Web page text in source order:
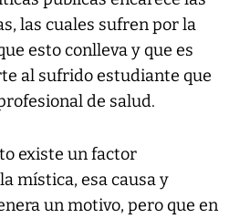
las cuales sufren por la
esto conlleva y que es
al sufrido estudiante que
de salud.
existe un factor
mística, esa causa y
un motivo, pero que en